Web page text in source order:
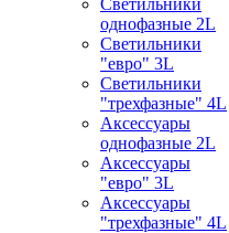
Светильники
однофазные 2L
Светильники
"евро" 3L
Светильники
"трехфазные" 4L
Аксессуары
однофазные 2L
Аксессуары
"евро" 3L
Аксессуары
"трехфазные" 4L